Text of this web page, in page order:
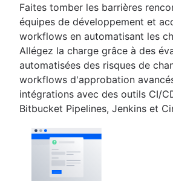
Faites tomber les barrières
équipes de développement et
workflows en automatisant les
Allégez la charge grâce à des
automatisées des risques de
workflows d'approbation
intégrations avec des outils CI/
Bitbucket Pipelines, Jenkins et